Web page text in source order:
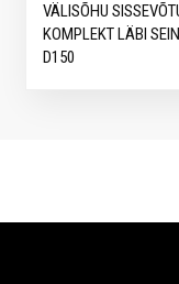
VÄLISÕHU
KOMPLEKT LÄBI
D150